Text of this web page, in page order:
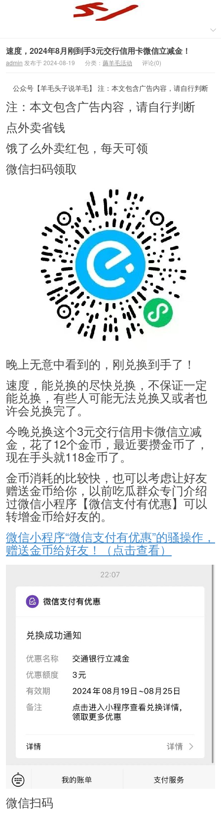
速度，2024年8月刚到手3元交行信用卡微信立减金！
admin 发布于 2024-08-19 分类： 薅羊毛活动 评论(0)
公众号【羊毛头子说羊毛】 注：本文包含广告内容，请自行判断
注：本文包含广告内容，请自行判断
点外卖省钱
饿了么外卖红包，每天可领
微信扫码领取
晚上无意中看到的，刚兑换到手了！
速度，能兑换的尽快兑换，不保证一定
能兑换，有些人可能无法兑换又或者也
许会兑换完了。
今晚兑换这个3元交行信用卡微信立减
金，花了12个金币，最近要攒金币了，
现在手头就118金币了。
金币消耗的比较快，也可以考虑让好友
赠送金币给你，以前吃瓜群众专门介绍
过微信小程序【微信支付有优惠】可以
转增金币给好友的。
微信小程序“微信支付有优惠”的骚操作，
赠送金币给好友！（点击查看）
微信扫码